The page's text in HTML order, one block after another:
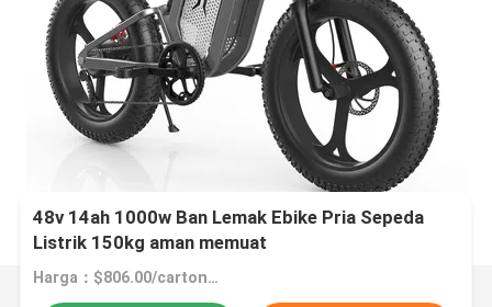
48v 14ah 1000w Ban Lemak Ebike Pria Sepeda
Listrik 150kg aman memuat
Harga：$806.00/cartons 1-5 cartons